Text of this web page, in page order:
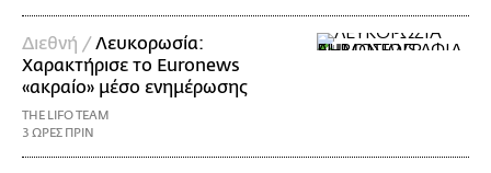
Διεθνή /Λευκορωσία:
Χαρακτήρισε το Euronews
«ακραίο» μέσο ενημέρωσης
THE LIFO TEAM
3 ΩΡΕΣ ΠΡΙΝ